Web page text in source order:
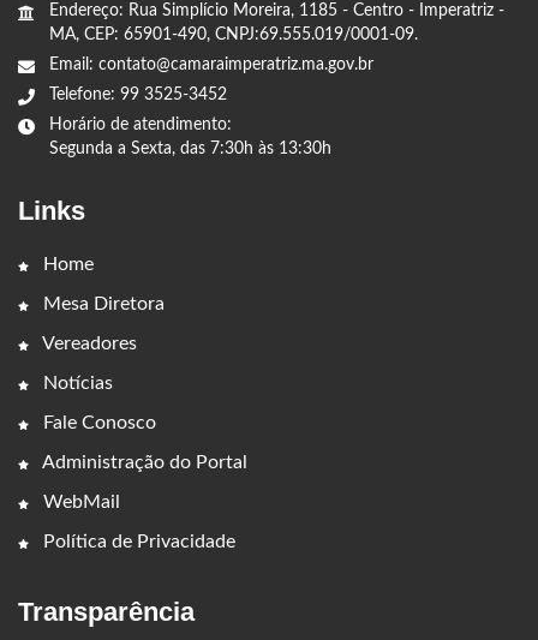
Endereço: Rua Simplício Moreira, 1185 - Centro - Imperatriz -
MA, CEP: 65901-490, CNPJ:69.555.019/0001-09.
Email: contato@camaraimperatriz.ma.gov.br
Telefone: 99 3525-3452
Horário de atendimento:
Segunda a Sexta, das 7:30h às 13:30h
Links
Home
Mesa Diretora
Vereadores
Notícias
Fale Conosco
Administração do Portal
WebMail
Política de Privacidade
Transparência